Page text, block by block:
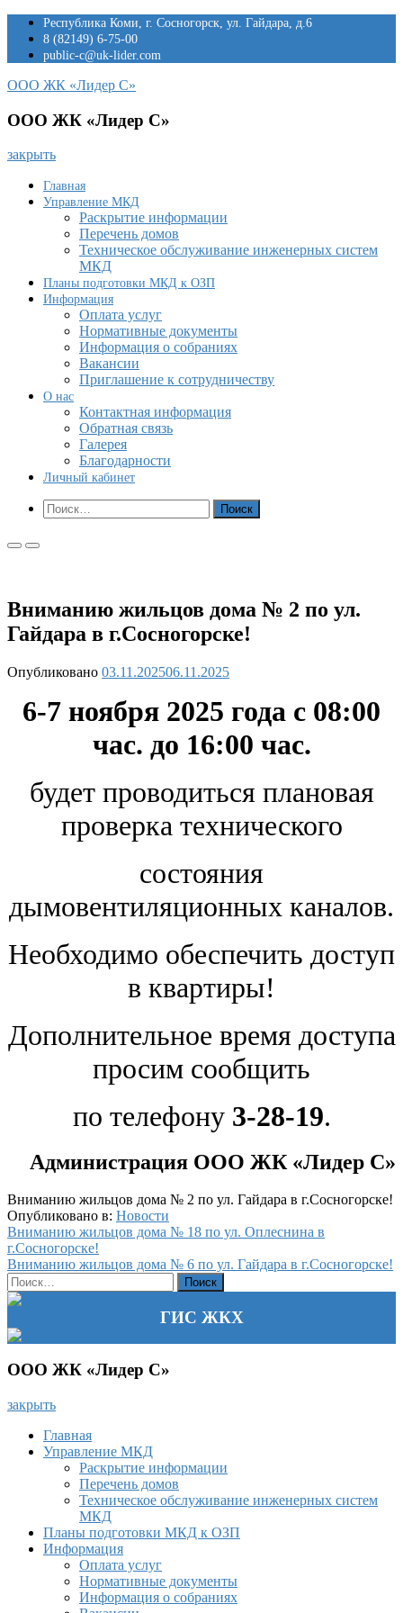
Перейти
содержимому
Республика Коми, г. Сосногорск, ул. Гайдара, д.6
8 (82149) 6-75-00
public-c@uk-lider.com
ООО ЖК «Лидер С»
ООО ЖК «Лидер С»
закрыть
Главная
Управление МКД
Раскрытие информации
Перечень домов
Техническое обслуживание инженерных систем
МКД
Планы подготовки МКД к ОЗП
Информация
Оплата услуг
Нормативные документы
Информация о собраниях
Вакансии
Приглашение к сотрудничеству
О нас
Контактная информация
Обратная связь
Галерея
Благодарности
Личный кабинет
Показать
форму
Найти:
Основное
Основное
Вниманию жильцов дома № 2 по ул.
Гайдара в г.Сосногорске!
Опубликовано 03.11.202506.11.2025
6-7 ноября 2025 года с 08:00
час. до 16:00 час.
будет проводиться плановая
проверка технического
состояния
дымовентиляционных каналов.
Необходимо обеспечить доступ
в квартиры!
Дополнительное время доступа
просим сообщить
по телефону 3-28-19.
Администрация ООО ЖК «Лидер С»
Вниманию жильцов дома № 2 по ул. Гайдара в г.Сосногорске!
Опубликовано в: Новости
Навигация
по
записям
Вниманию жильцов дома № 18 по ул. Оплеснина в
г.Сосногорске!
Вниманию жильцов дома № 6 по ул. Гайдара в г.Сосногорске!
Найти:
ГИС ЖКХ
ООО ЖК «Лидер С»
закрыть
Главная
Управление МКД
Раскрытие информации
Перечень домов
Техническое обслуживание инженерных систем
МКД
Планы подготовки МКД к ОЗП
Информация
Оплата услуг
Нормативные документы
Информация о собраниях